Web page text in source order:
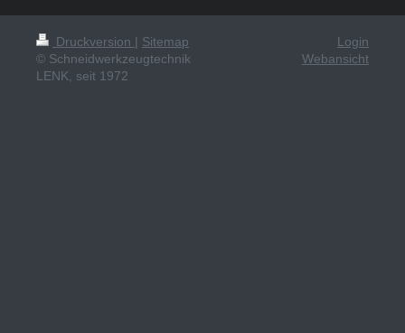
Druckversion | Sitemap
© Schneidwerkzeugtechnik
LENK, seit 1972
Login
Webansicht